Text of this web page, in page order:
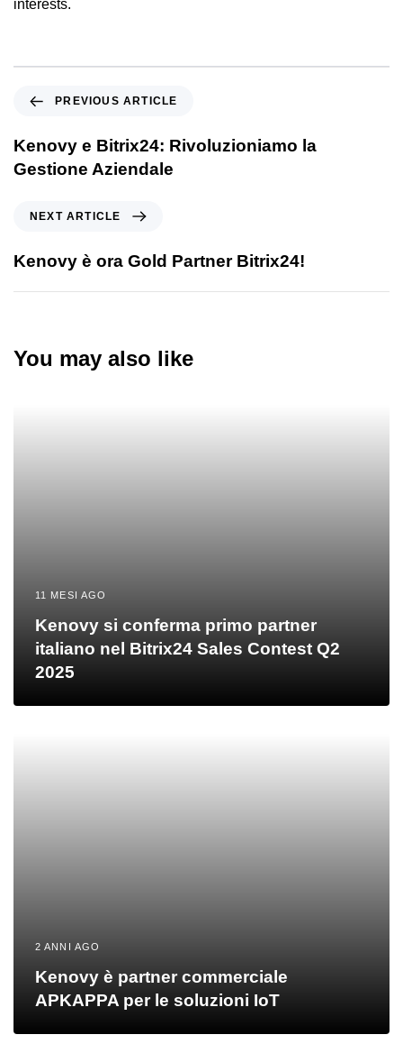
interests.
PREVIOUS ARTICLE
Kenovy e Bitrix24: Rivoluzioniamo la
Gestione Aziendale
NEXT ARTICLE
Kenovy è ora Gold Partner Bitrix24!
You may also like
11 MESI AGO
Kenovy si conferma primo partner
italiano nel Bitrix24 Sales Contest Q2
2025
2 ANNI AGO
Kenovy è partner commerciale
APKAPPA per le soluzioni IoT